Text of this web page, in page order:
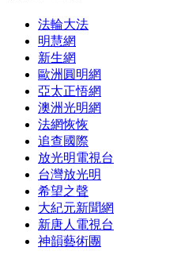
法輪大法
明慧網
新生網
歐洲圓明網
亞太正悟網
澳洲光明網
法網恢恢
追查國際
放光明電視台
台灣放光明
希望之聲
大紀元新聞網
新唐人電視台
神韻藝術團